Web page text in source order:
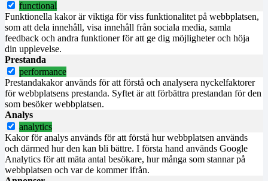
functional
Funktionella kakor är viktiga för viss funktionalitet på webbplatsen,
som att dela innehåll, visa innehåll från sociala media, samla
feedback och andra funktioner för att ge dig möjligheter och höja
din upplevelse.
Prestanda
performance
Prestandakakor används för att förstå och analysera nyckelfaktorer
för webbplatsens prestanda. Syftet är att förbättra prestandan för den
som besöker webbplatsen.
Analys
analytics
Kakor för analys används för att förstå hur webbplatsen används
och därmed hur den kan bli bättre. I första hand används Google
Analytics för att mäta antal besökare, hur många som stannar på
webbplatsen och var de kommer ifrån.